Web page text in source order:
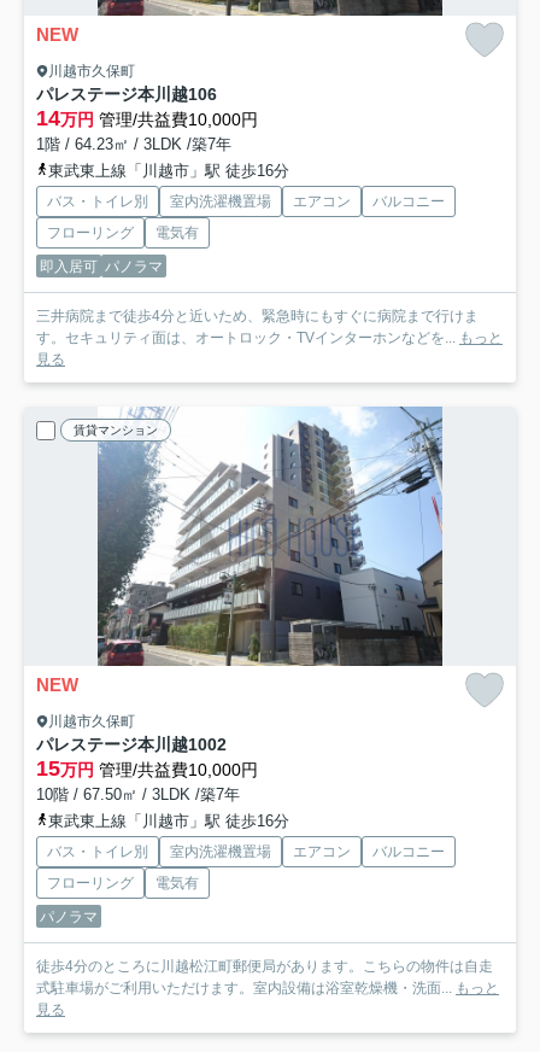
NEW
川越市久保町
パレステージ本川越106
14万円 管理/共益費10,000円
1階 / 64.23㎡ / 3LDK /築7年
東武東上線「川越市」駅 徒歩16分
バス・トイレ別 室内洗濯機置場 エアコン
バルコニー
フローリング
電気有
即入居可 パノラマ
三井病院まで徒歩4分と近いため、緊急時にもすぐに病院まで行けま
す。セキュリティ面は、オートロック・TVインターホンなどを... もっと
見る
賃貸マンション
NEW
川越市久保町
パレステージ本川越1002
15万円 管理/共益費10,000円
10階 / 67.50㎡ / 3LDK /築7年
東武東上線「川越市」駅 徒歩16分
バス・トイレ別 室内洗濯機置場 エアコン
バルコニー
フローリング
電気有
パノラマ
徒歩4分のところに川越松江町郵便局があります。こちらの物件は自走
式駐車場がご利用いただけます。室内設備は浴室乾燥機・洗面... もっと
見る